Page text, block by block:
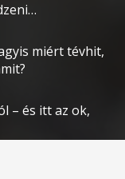
miért tévhit,
– és itt az ok,